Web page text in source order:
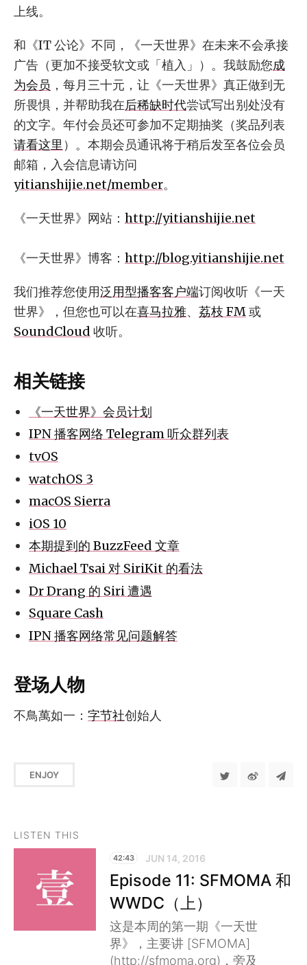
上线。
和《IT 公论》不同，《一天世界》在未来不会承接
广告（更加不接受软文或「植入」）。我鼓励您成
为会员 ，每月三十元，让《一天世界》真正做到无
所畏惧，并帮助我在后稀缺时代尝试写出别处没有
的文字。年付会员还可参加不定期抽奖（奖品列表
请看这里 ）。本期会员通讯将于稍后发至各位会员
邮箱，入会信息请访问
yitianshijie.net/member。
《一天世界》网站： http://yitianshijie.net
《一天世界》博客： http://blog.yitianshijie.net
我们推荐您使用泛用型播客客户端订阅收听《一天
世界》，但您也可以在喜马拉雅、 荔枝 FM或
SoundCloud 收听。
相关链接
《一天世界》会员计划
IPN 播客网络 Telegram 听众群列表
tvOS
watchOS 3
macOS Sierra
iOS 10
本期提到的 BuzzFeed 文章
Michael Tsai 对 SiriKit 的看法
Dr Drang 的 Siri 遭遇
Square Cash
IPN 播客网络常见问题解答
登场人物
不鳥萬如一： 字节社创始人
ENJOY
LISTEN THIS
42:43 JUN 14, 2016
Episode 11: SFMOMA 和
WWDC（上）
这是本周的第一期《一天世
界》，主要讲 [SFMOMA]
(http://sfmoma.org)，旁及